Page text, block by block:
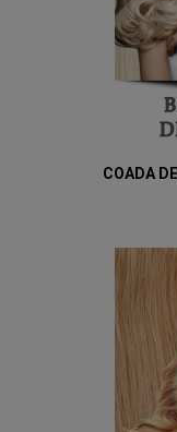
COADA